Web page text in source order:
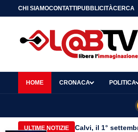
CHI SIAMOCONTATTIPUBBLICITÀCERCA
HOME CRONACA POLITICA
ULTIME NOTIZIE Calvi, il 1°